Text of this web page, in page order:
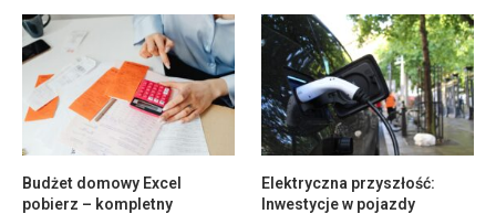
Budżet domowy Excel
pobierz – kompletny
Elektryczna przyszłość:
Inwestycje w pojazdy